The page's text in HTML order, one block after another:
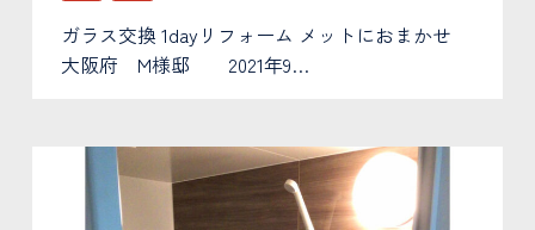
ガラス交換 1dayリフォーム メットにおまかせ
大阪府 M様邸 2021年9…